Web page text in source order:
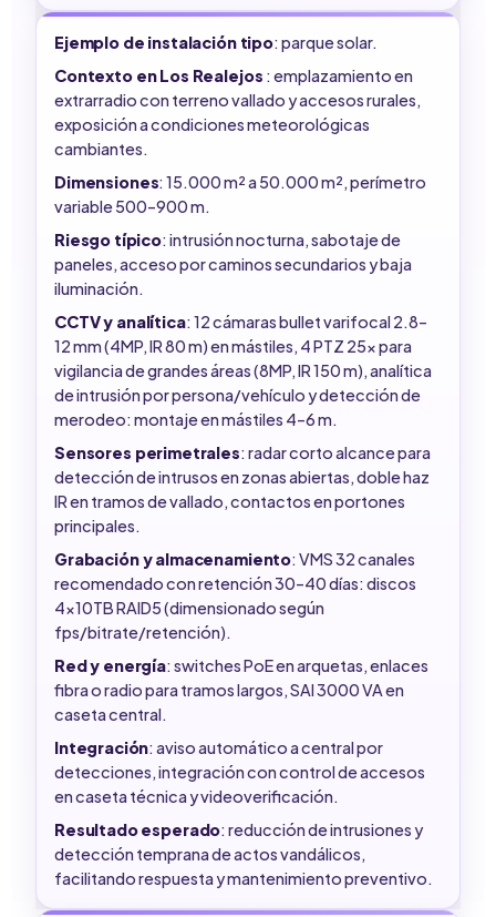
Ejemplo de instalación tipo: parque solar.
Contexto en Los Realejos : emplazamiento en
extrarradio con terreno vallado y accesos rurales,
exposición a condiciones meteorológicas
cambiantes.
Dimensiones: 15.000 m² a 50.000 m², perímetro
variable 500–900 m.
Riesgo típico: intrusión nocturna, sabotaje de
paneles, acceso por caminos secundarios y baja
iluminación.
CCTV y analítica: 12 cámaras bullet varifocal 2.8–
12 mm (4MP, IR 80 m) en mástiles, 4 PTZ 25x para
vigilancia de grandes áreas (8MP, IR 150 m), analítica
de intrusión por persona/vehículo y detección de
merodeo: montaje en mástiles 4–6 m.
Sensores perimetrales: radar corto alcance para
detección de intrusos en zonas abiertas, doble haz
IR en tramos de vallado, contactos en portones
principales.
Grabación y almacenamiento: VMS 32 canales
recomendado con retención 30–40 días: discos
4x10TB RAID5 (dimensionado según
fps/bitrate/retención).
Red y energía: switches PoE en arquetas, enlaces
fibra o radio para tramos largos, SAI 3000 VA en
caseta central.
Integración: aviso automático a central por
detecciones, integración con control de accesos
en caseta técnica y videoverificación.
Resultado esperado: reducción de intrusiones y
detección temprana de actos vandálicos,
facilitando respuesta y mantenimiento preventivo.